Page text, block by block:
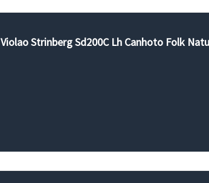
Violao Strinberg Sd200C Lh Canhoto Folk